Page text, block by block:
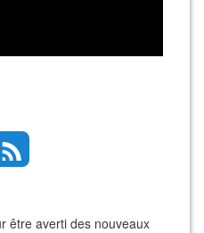
être averti des nouveaux